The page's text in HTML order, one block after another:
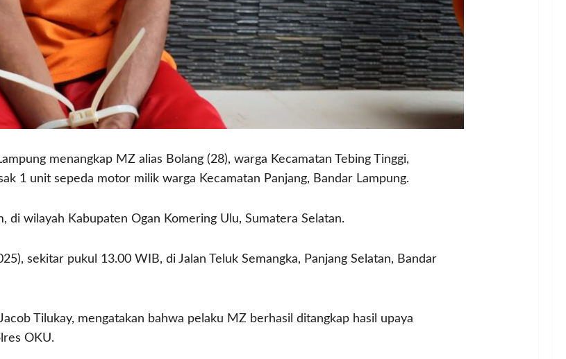
menangkap MZ alias Bolang (28), warga Kecamatan Tebing Tinggi,
1 unit sepeda motor milik warga Kecamatan Panjang, Bandar Lampung.
di wilayah Kabupaten Ogan Komering Ulu, Sumatera Selatan.
sekitar pukul 13.00 WIB, di Jalan Teluk Semangka, Panjang Selatan, Bandar
Tilukay, mengatakan bahwa pelaku MZ berhasil ditangkap hasil upaya
OKU.